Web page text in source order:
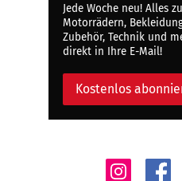
Jede Woche neu! Alles zu
Motorrädern,
Zubehör, Technik und
direkt in Ihre E-Mail!
Kostenlos